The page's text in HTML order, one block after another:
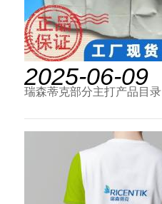
2025-06-09
瑞森蒂克部分主打产品目录